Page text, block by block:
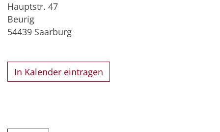
Hauptstr. 47
Beurig
54439 Saarburg
In Kalender eintragen